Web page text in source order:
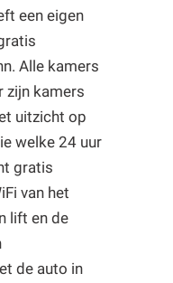
een eigen
Alle kamers
zijn kamers
uitzicht op
welke 24 uur
gratis
van het
lift en de
de auto in